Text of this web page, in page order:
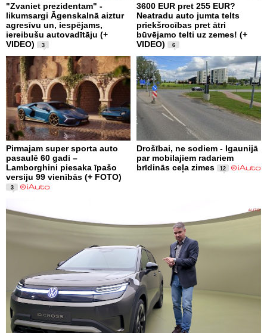
"Zvaniet prezidentam" -
likumsargi Āgenskalnā aiztur
agresīvu un, iespējams,
iereibušu autovadītāju (+
VIDEO)
3
3600 EUR pret 255 EUR?
Neatradu auto jumta telts
priekšrocības pret ātri
būvējamo telti uz zemes! (+
VIDEO)
6
Pirmajam super sporta auto
pasaulē 60 gadi –
Lamborghini piesaka īpašo
versiju 99 vienībās (+ FOTO)
3
Drošībai, ne sodiem - Igaunijā
par mobilajiem radariem
brīdinās ceļa zimes
12